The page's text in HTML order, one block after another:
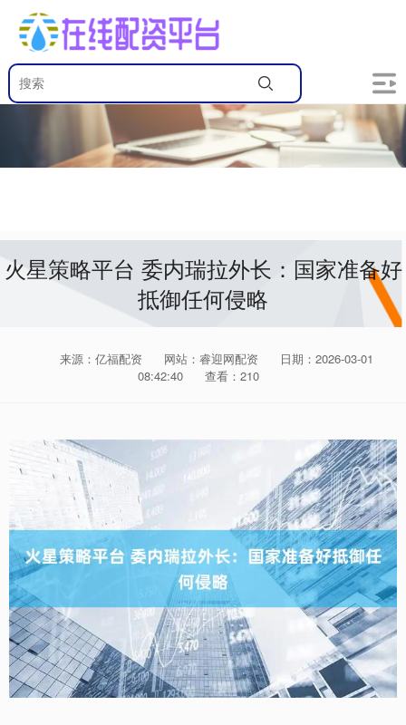
火星策略平台 委内瑞拉外长：国家准备好
抵御任何侵略
来源：亿福配资 网站：睿迎网配资
日期：2026-03-01
08:42:40
查看：210